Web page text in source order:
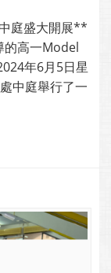
庭盛大開展**
的高一Model
年6月5日星
中庭舉行了一